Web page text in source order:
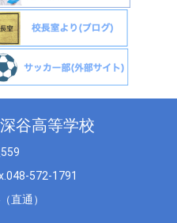
谷高等学校
572-1791
直通）